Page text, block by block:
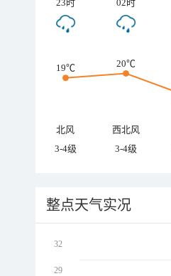
23时 02时
19℃ 20℃
北风 西北风
3-4级
3-4级
整点天气实况
32
29